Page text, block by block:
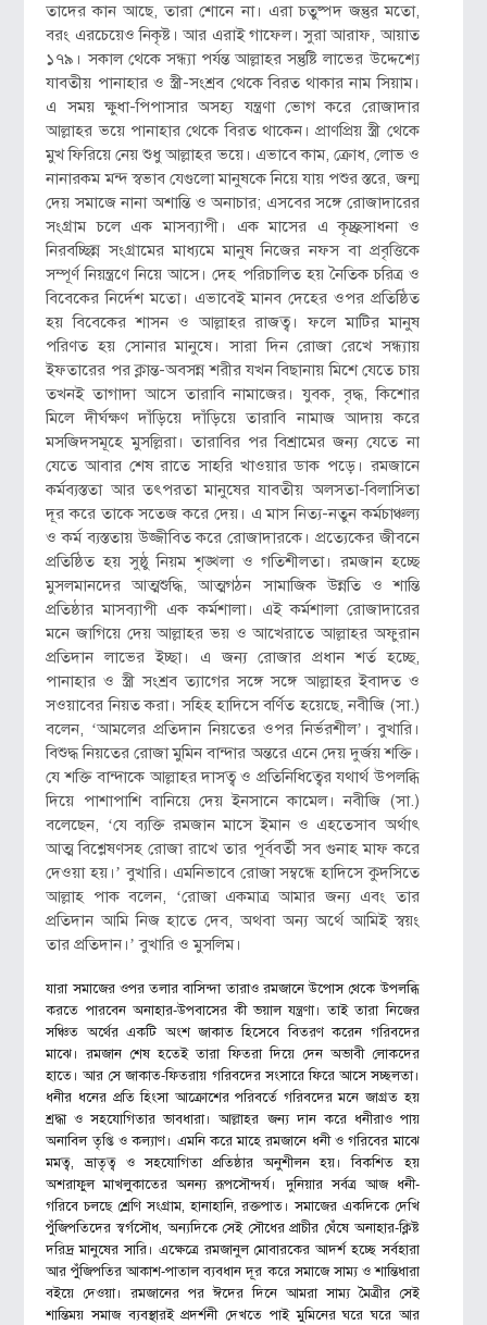
তাদের কান আছে, তারা শোনে না। এরা চতুষ্পদ জন্তুর মতো,
বরং এরচেয়েও নিকৃষ্ট। আর এরাই গাফেল। সুরা আরাফ, আয়াত
১৭৯। সকাল থেকে সন্ধ্যা পর্যন্ত আল্লাহর সন্তুষ্টি লাভের উদ্দেশ্যে
যাবতীয় পানাহার ও স্ত্রী-সংশ্রব থেকে বিরত থাকার নাম সিয়াম।
এ সময় ক্ষুধা-পিপাসার অসহ্য যন্ত্রণা ভোগ করে রোজাদার
আল্লাহর ভয়ে পানাহার থেকে বিরত থাকেন। প্রাণপ্রিয় স্ত্রী থেকে
মুখ ফিরিয়ে নেয় শুধু আল্লাহর ভয়ে। এভাবে কাম, ক্রোধ, লোভ ও
নানারকম মন্দ স্বভাব যেগুলো মানুষকে নিয়ে যায় পশুর স্তরে, জন্ম
দেয় সমাজে নানা অশান্তি ও অনাচার; এসবের সঙ্গে রোজাদারের
সংগ্রাম চলে এক মাসব্যাপী। এক মাসের এ কৃচ্ছ্রসাধনা ও
নিরবচ্ছিন্ন সংগ্রামের মাধ্যমে মানুষ নিজের নফস বা প্রবৃত্তিকে
সম্পূর্ণ নিয়ন্ত্রণে নিয়ে আসে। দেহ পরিচালিত হয় নৈতিক চরিত্র ও
বিবেকের নির্দেশ মতো। এভাবেই মানব দেহের ওপর প্রতিষ্ঠিত
হয় বিবেকের শাসন ও আল্লাহর রাজত্ব। ফলে মাটির মানুষ
পরিণত হয় সোনার মানুষে। সারা দিন রোজা রেখে সন্ধ্যায়
ইফতারের পর ক্লান্ত-অবসন্ন শরীর যখন বিছানায় মিশে যেতে চায়
তখনই তাগাদা আসে তারাবি নামাজের। যুবক, বৃদ্ধ, কিশোর
মিলে দীর্ঘক্ষণ দাঁড়িয়ে দাঁড়িয়ে তারাবি নামাজ আদায় করে
মসজিদসমূহে মুসল্লিরা। তারাবির পর বিশ্রামের জন্য যেতে না
যেতে আবার শেষ রাতে সাহরি খাওয়ার ডাক পড়ে। রমজানে
কর্মব্যস্ততা আর তৎপরতা মানুষের যাবতীয় অলসতা-বিলাসিতা
দূর করে তাকে সতেজ করে দেয়। এ মাস নিত্য-নতুন কর্মচাঞ্চল্য
ও কর্ম ব্যস্ততায় উজ্জীবিত করে রোজাদারকে। প্রত্যেকের জীবনে
প্রতিষ্ঠিত হয় সুষ্ঠু নিয়ম শৃঙ্খলা ও গতিশীলতা। রমজান হচ্ছে
মুসলমানদের আত্মশুদ্ধি, আত্মগঠন সামাজিক উন্নতি ও শান্তি
প্রতিষ্ঠার মাসব্যাপী এক কর্মশালা। এই কর্মশালা রোজাদারের
মনে জাগিয়ে দেয় আল্লাহর ভয় ও আখেরাতে আল্লাহর অফুরান
প্রতিদান লাভের ইচ্ছা। এ জন্য রোজার প্রধান শর্ত হচ্ছে,
পানাহার ও স্ত্রী সংশ্রব ত্যাগের সঙ্গে সঙ্গে আল্লাহর ইবাদত ও
সওয়াবের নিয়ত করা। সহিহ হাদিসে বর্ণিত হয়েছে, নবীজি (সা.)
বলেন, ‘আমলের প্রতিদান নিয়তের ওপর নির্ভরশীল’। বুখারি।
বিশুদ্ধ নিয়তের রোজা মুমিন বান্দার অন্তরে এনে দেয় দুর্জয় শক্তি।
যে শক্তি বান্দাকে আল্লাহর দাসত্ব ও প্রতিনিধিত্বের যথার্থ উপলব্ধি
দিয়ে পাশাপাশি বানিয়ে দেয় ইনসানে কামেল। নবীজি (সা.)
বলেছেন, ‘যে ব্যক্তি রমজান মাসে ইমান ও এহতেসাব অর্থাৎ
আত্ম বিশ্লেষণসহ রোজা রাখে তার পূর্ববর্তী সব গুনাহ মাফ করে
দেওয়া হয়।’ বুখারি। এমনিভাবে রোজা সম্বন্ধে হাদিসে কুদসিতে
আল্লাহ পাক বলেন, ‘রোজা একমাত্র আমার জন্য এবং তার
প্রতিদান আমি নিজ হাতে দেব, অথবা অন্য অর্থে আমিই স্বয়ং
তার প্রতিদান।’ বুখারি ও মুসলিম।
যারা সমাজের ওপর তলার বাসিন্দা তারাও রমজানে উপোস থেকে উপলব্ধি
করতে পারবেন অনাহার-উপবাসের কী ভয়াল যন্ত্রণা। তাই তারা নিজের
সঞ্চিত অর্থের একটি অংশ জাকাত হিসেবে বিতরণ করেন গরিবদের
মাঝে। রমজান শেষ হতেই তারা ফিতরা দিয়ে দেন অভাবী লোকদের
হাতে। আর সে জাকাত-ফিতরায় গরিবদের সংসারে ফিরে আসে সচ্ছলতা।
ধনীর ধনের প্রতি হিংসা আক্রোশের পরিবর্তে গরিবদের মনে জাগ্রত হয়
শ্রদ্ধা ও সহযোগিতার ভাবধারা। আল্লাহর জন্য দান করে ধনীরাও পায়
অনাবিল তৃপ্তি ও কল্যাণ। এমনি করে মাহে রমজানে ধনী ও গরিবের মাঝে
মমত্ব, ভ্রাতৃত্ব ও সহযোগিতা প্রতিষ্ঠার অনুশীলন হয়। বিকশিত হয়
অশরাফুল মাখলুকাতের অনন্য রূপসৌন্দর্য। দুনিয়ার সর্বত্র আজ ধনী-
গরিবে চলছে শ্রেণি সংগ্রাম, হানাহানি, রক্তপাত। সমাজের একদিকে দেখি
পুঁজিপতিদের স্বর্গসৌধ, অন্যদিকে সেই সৌধের প্রাচীর ঘেঁষে অনাহার-ক্লিষ্ট
দরিদ্র মানুষের সারি। এক্ষেত্রে রমজানুল মোবারকের আদর্শ হচ্ছে সর্বহারা
আর পুঁজিপতির আকাশ-পাতাল ব্যবধান দূর করে সমাজে সাম্য ও শান্তিধারা
বইয়ে দেওয়া। রমজানের পর ঈদের দিনে আমরা সাম্য মৈত্রীর সেই
শান্তিময় সমাজ ব্যবস্থারই প্রদর্শনী দেখতে পাই মুমিনের ঘরে ঘরে আর